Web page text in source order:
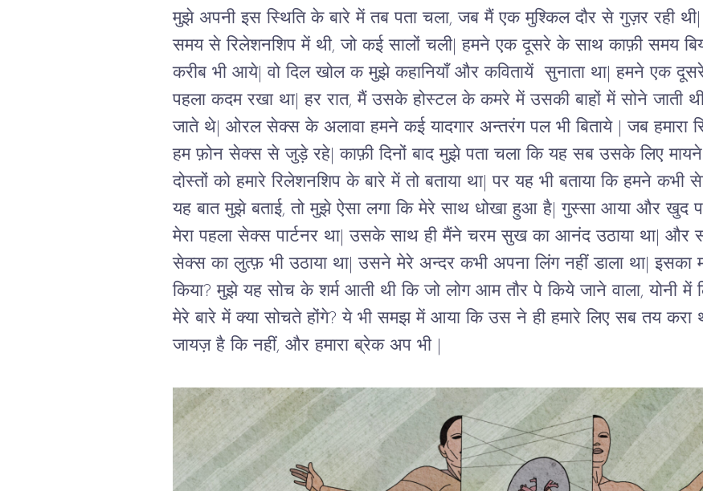
मुझे अपनी इस स्थिति के बारे में तब पता चला, जब मैं एक मुश्किल दौर से गुज़र रही थी
समय से रिलेशनशिप में थी, जो कई सालों चली| हमने एक दूसरे के साथ काफ़ी समय
करीब भी आये| वो दिल खोल क मुझे कहानियाँ और कवितायें  सुनाता था| हमने एक
पहला कदम रखा था| हर रात, मैं उसके होस्टल के कमरे में उसकी बाहों में सोने जाती
जाते थे| ओरल सेक्स के अलावा हमने कई यादगार अन्तरंग पल भी बिताये | जब हमारा
हम फ़ोन सेक्स से जुड़े रहे| काफ़ी दिनों बाद मुझे पता चला कि यह सब उसके लिए
दोस्तों को हमारे रिलेशनशिप के बारे में तो बताया था| पर यह भी बताया कि हमने
यह बात मुझे बताई, तो मुझे ऐसा लगा कि मेरे साथ धोखा हुआ है| गुस्सा आया और खुद
मेरा पहला सेक्स पार्टनर था| उसके साथ ही मैंने चरम सुख का आनंद उठाया था| और
सेक्स का लुत्फ़ भी उठाया था| उसने मेरे अन्दर कभी अपना लिंग नहीं डाला था|
किया? मुझे यह सोच के शर्म आती थी कि जो लोग आम तौर पे किये जाने वाला, योनी में
मेरे बारे में क्या सोचते होंगे? ये भी समझ में आया कि उस ने ही हमारे लिए सब तय करा
जायज़ है कि नहीं, और हमारा ब्रेक अप भी |